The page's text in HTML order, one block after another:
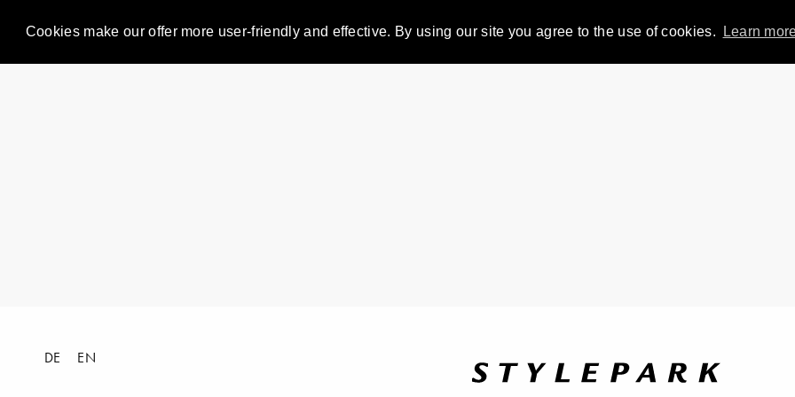
Cookies make our offer more user-friendly and effective. By using our site you agree to the use of cookies. Learn
DE EN